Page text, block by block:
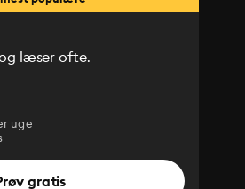
læser ofte.
uge
gratis